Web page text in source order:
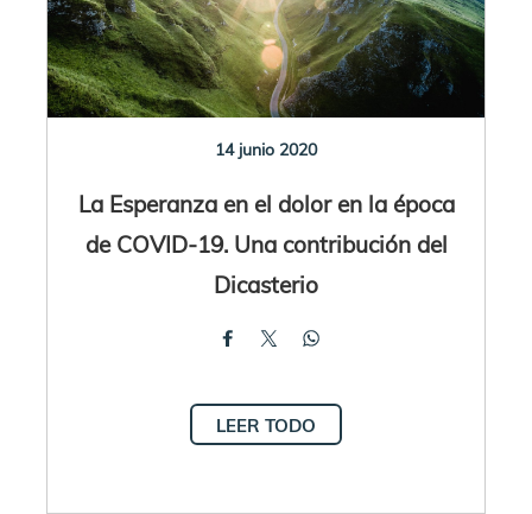
14 junio 2020
La Esperanza en el dolor en la época
de COVID-19. Una contribución del
Dicasterio
LEER TODO